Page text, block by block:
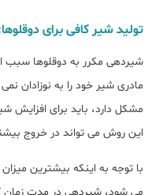
تولید شیر کافی برای
شیردهی مکرر به دوقلوها سبب
مادری شیر خود را به نوزادان
مشکل دارد، باید برای افزایش
این روش می تواند در خروج
می شود، شیردهی در مدت زمان